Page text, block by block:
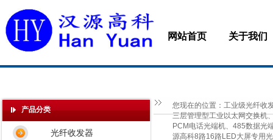
网站首页 关于我们
您现在的位置： 工业级光纤收
三层管理型工业以太网交换机
PCM电话光端机、485数据光
源高科8路16路LED大屏专用
产品分类
光纤收发器